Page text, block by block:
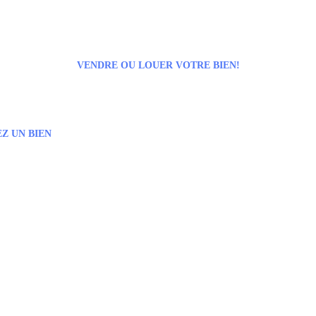
VENDRE OU LOUER VOTRE BIEN!
UN BIEN